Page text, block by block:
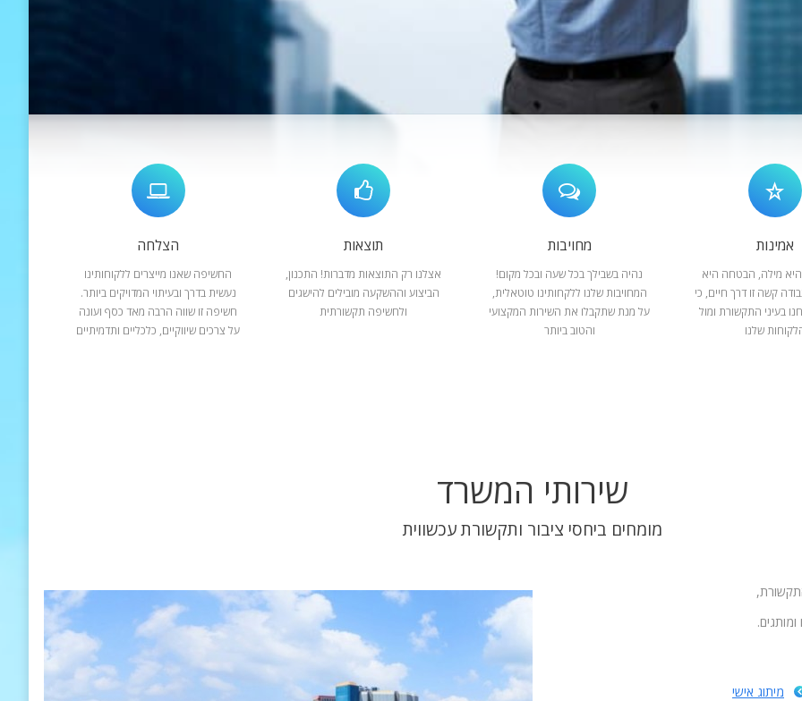
אמינות
היא מילה, הבטחה היא
קשה זו דרך חיים, כי
בעיני התקשורת ומול
שלנו
מחויבות
נהיה בשבילך בכל שעה ובכל מקום!
המחויבות שלנו ללקחותינו טוטאלית,
על מנת שתקבלו את השירות המקצועי
והטוב ביותר
תוצאות
אצלנו רק התוצאות מדברות! התכנון,
הביצוע וההשקעה מובילים להישגים
ולחשיפה תקשורתית
הצלחה
החשיפה שאנו מייצרים ללקוחותינו
נעשית בדרך ובעיתוי המדויקים ביותר.
חשיפה זו שווה הרבה מאד כסף ועונה
על צרכים שיווקיים, כלכליים ותדמיתיים
שירותי המשרד
מומחים ביחסי ציבור ותקשורת עכשווית
מיתוג אישי